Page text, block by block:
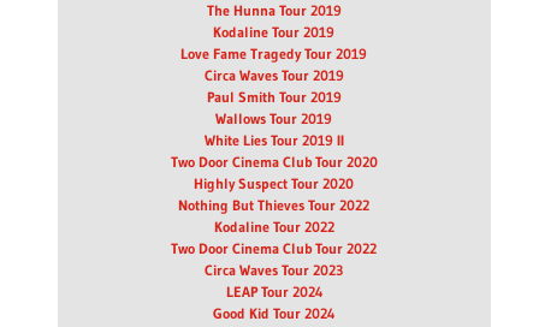
The Hunna Tour 2019
Kodaline Tour 2019
Love Fame Tragedy Tour 2019
Circa Waves Tour 2019
Paul Smith Tour 2019
Wallows Tour 2019
White Lies Tour 2019 II
Two Door Cinema Club Tour 2020
Highly Suspect Tour 2020
Nothing But Thieves Tour 2022
Kodaline Tour 2022
Two Door Cinema Club Tour 2022
Circa Waves Tour 2023
LEAP Tour 2024
Good Kid Tour 2024